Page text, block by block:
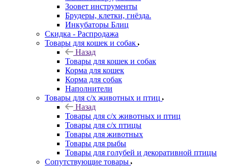
Зоовет инструменты
Брудеры, клетки, гнёзда.
Инкубаторы Блиц
Скидка - Распродажа
Товары для кошек и собак
Назад
Товары для кошек и собак
Корма для кошек
Корма для собак
Наполнители
Товары для с/х животных и птиц
Назад
Товары для с/х животных и птиц
Товары для с/х птицы
Товары для животных
Товары для рыбы
Товары для голубей и декоративной птицы
Сопутствующие товары